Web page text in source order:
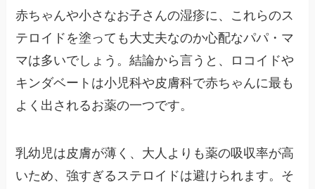
赤ちゃんや小さなお子さんの湿疹に、これらのス
テロイドを塗っても大丈夫なのか心配なパパ・マ
マは多いでしょう。結論から言うと、ロコイドや
キンダベートは小児科や皮膚科で赤ちゃんに最も
よく出されるお薬の一つです。
乳幼児は皮膚が薄く、大人よりも薬の吸収率が高
いため、強すぎるステロイドは避けられます。そ